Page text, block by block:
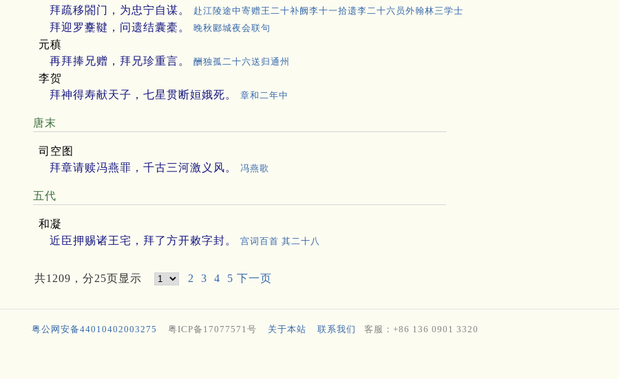
拜疏移閤门，为忠宁自谋。
赴江陵途中寄赠王二十补阙李十一拾遗李二十六员外翰林三学士
拜迎罗櫜鞬，问遗结囊橐。 晚秋郾城夜会联句
元稹
再拜捧兄赠，拜兄珍重言。
酬独孤二十六送归通州
李贺
拜神得寿献天子，七星贯断姮娥死。
章和二年中
唐末
司空图
拜章请赎冯燕罪，千古三河激义风。
冯燕歌
五代
和凝
近臣押赐诸王宅，拜了方开敕字封。
宫词百首 其二十八
共1209，分25页显示 2 3 4 5 下一页
粤公网安备44010402003275 粤ICP备17077571号 关于本站 联系我们 客服：+86 136 0901 3320